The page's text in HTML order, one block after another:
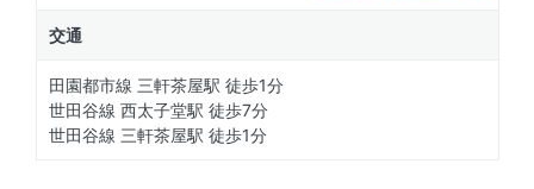
交通
田園都市線 三軒茶屋駅 徒歩1分
世田谷線 西太子堂駅 徒歩7分
世田谷線 三軒茶屋駅 徒歩1分